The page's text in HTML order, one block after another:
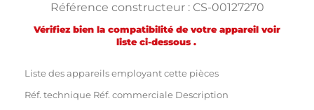
Référence constructeur : CS-00127270
Vérifiez bien la compatibilité de votre appareil voir
liste ci-dessous .
Liste des appareils employant cette pièces
Réf. technique Réf. commerciale Description